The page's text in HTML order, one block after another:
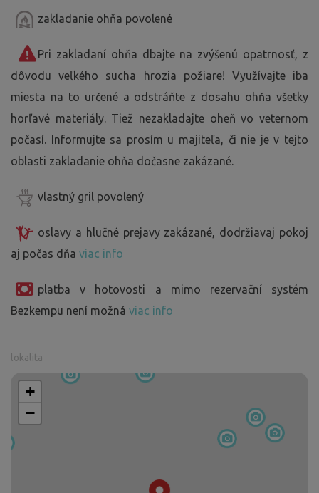
zakladanie ohňa povolené
Pri zakladaní ohňa dbajte na zvýšenú opatrnosť, z
dôvodu veľkého sucha hrozia požiare! Využívajte iba
miesta na to určené a odstráňte z dosahu ohňa všetky
horľavé materiály. Tiež nezakladajte oheň vo veternom
počasí. Informujte sa prosím u majiteľa, či nie je v tejto
oblasti zakladanie ohňa dočasne zakázané.
vlastný gril povolený
oslavy a hlučné prejavy zakázané, dodržiavaj pokoj
aj počas dňa viac info
platba v hotovosti a mimo rezervační systém
Bezkempu není možná viac info
lokalita
+
−